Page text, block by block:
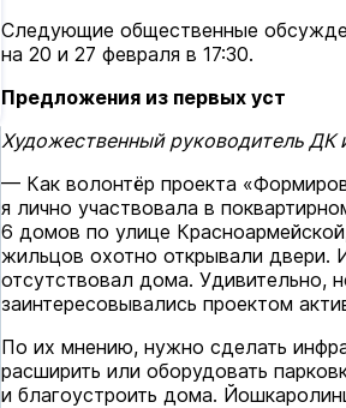
Следующие общественные
на 20 и 27 февраля в 17:30.
Предложения из первых уст
Художественный руководитель ДК
— Как волонтёр проекта
я лично участвовала в
6 домов по улице
жильцов охотно открывали двери.
отсутствовал дома. Удивительно,
заинтересовывались проектом
По их мнению, нужно сделать
расширить или оборудовать
и благоустроить дома.